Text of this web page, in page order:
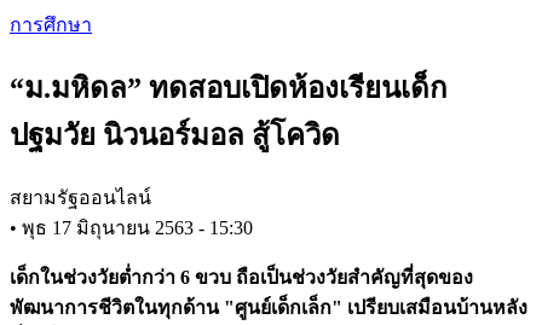
Skip
content
การศึกษา
“ม.มหิดล” ทดสอบเปิดห้องเรียนเด็ก
ปฐมวัย นิวนอร์มอล สู้โควิด
สยามรัฐออนไลน์
• พุธ 17 มิถุนายน 2563 - 15:30
เด็กในช่วงวัยต่ำกว่า 6 ขวบ ถือเป็นช่วงวัยสำคัญที่สุดของ
พัฒนาการชีวิตในทุกด้าน "ศูนย์เด็กเล็ก" เปรียบเสมือนบ้านหลัง